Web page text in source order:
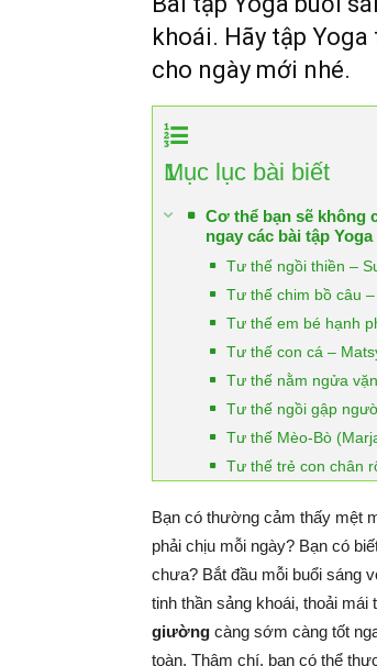
khoái. Hãy tập
cho ngày mới nhé.
1
Mục lục bài biết
Cơ thể bạn sẽ không
ngay các bài tập
Tư thế ngồi thiền –
Tư thế chim bồ câu
Tư thế em bé hạnh
Tư thế con cá –
Tư thế nằm ngửa
Tư thế ngồi gập
Tư thế Mèo-Bò
Tư thế trẻ con chân
Bạn có thường cảm thấy mệt
phải chịu mỗi ngày? Bạn có
chưa? Bắt đầu mỗi buổi sáng
tinh thần sảng khoái, thoải
giường càng sớm càng tốt
toàn. Thậm chí, bạn có thể